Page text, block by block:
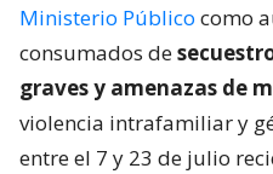
Ministerio Público como
consumados de
graves y amenazas de
violencia intrafamiliar y
entre el 7 y 23 de julio